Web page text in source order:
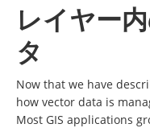
レイヤー
タ
Now that we have
how vector data is
Most GIS applications